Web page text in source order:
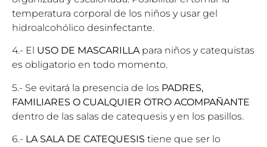
temperatura corporal de los niños y usar gel
hidroalcohólico desinfectante.
4.- El USO DE MASCARILLA para niños y catequistas
es obligatorio en todo momento.
5.- Se evitará la presencia de los PADRES,
FAMILIARES O CUALQUIER OTRO ACOMPAÑANTE
dentro de las salas de catequesis y en los pasillos.
6.- LA SALA DE CATEQUESIS tiene que ser lo